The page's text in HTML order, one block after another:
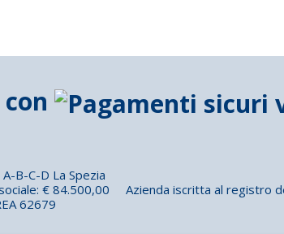
con
B-C-D La Spezia
€ 84.500,00 Azienda iscritta al registro
62679